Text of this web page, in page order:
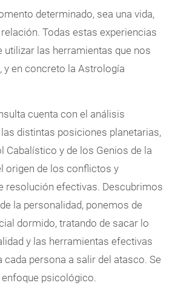
determinado, sea una vida,
Todas estas experiencias
utilizar las herramientas que nos
y en concreto la Astrología
cuenta con el análisis
distintas posiciones planetarias,
Cabalístico y de los Genios de la
origen de los conflictos y
resolución efectivas. Descubrimos
la personalidad, ponemos de
dormido, tratando de sacar lo
y las herramientas efectivas
cada persona a salir del atasco. Se
psicológico.